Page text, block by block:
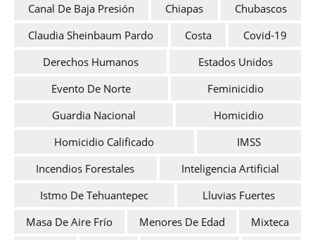
Canal De Baja Presión
Chiapas
Chubascos
Claudia Sheinbaum Pardo
Costa
Covid-19
Derechos Humanos
Estados Unidos
Evento De Norte
Feminicidio
Guardia Nacional
Homicidio
Homicidio Calificado
IMSS
Incendios Forestales
Inteligencia Artificial
Istmo De Tehuantepec
Lluvias Fuertes
Masa De Aire Frío
Menores De Edad
Mixteca